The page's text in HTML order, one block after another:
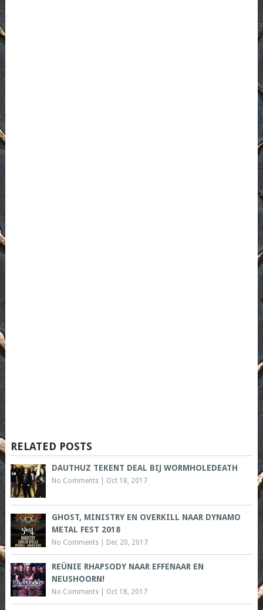
RELATED POSTS
DAUTHUZ TEKENT DEAL BIJ WORMHOLEDEATH
No Comments| Oct 18, 2017
GHOST, MINISTRY EN OVERKILL NAAR DYNAMO
METAL FEST 2018
No Comments| Dec 20, 2017
REÜNIE RHAPSODY NAAR EFFENAAR EN
NEUSHOORN!
No Comments| Oct 18, 2017